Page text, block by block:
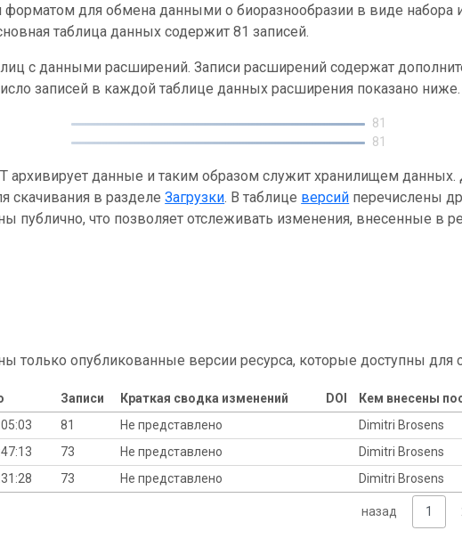
форматом для обмена данными о биоразнообразии в виде набора
таблица данных содержит 81 записей.
с данными расширений. Записи расширений содержат
записей в каждой таблице данных расширения показано ниже.
81
81
архивирует данные и таким образом служит хранилищем
скачивания в разделеЗагрузки. В таблице версий перечислены
публично, что позволяет отслеживать изменения, внесенные в
только опубликованные версии ресурса, которые доступны для
Записи Краткая сводка изменений DOI
Кем внесены
81 Не представлено
Dimitri Brosens
73 Не представлено
Dimitri Brosens
73 Не представлено Dimitri Brosens
назад 1